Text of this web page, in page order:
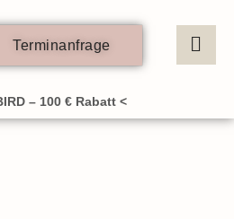
Terminanfrage
– 100 € Rabatt <